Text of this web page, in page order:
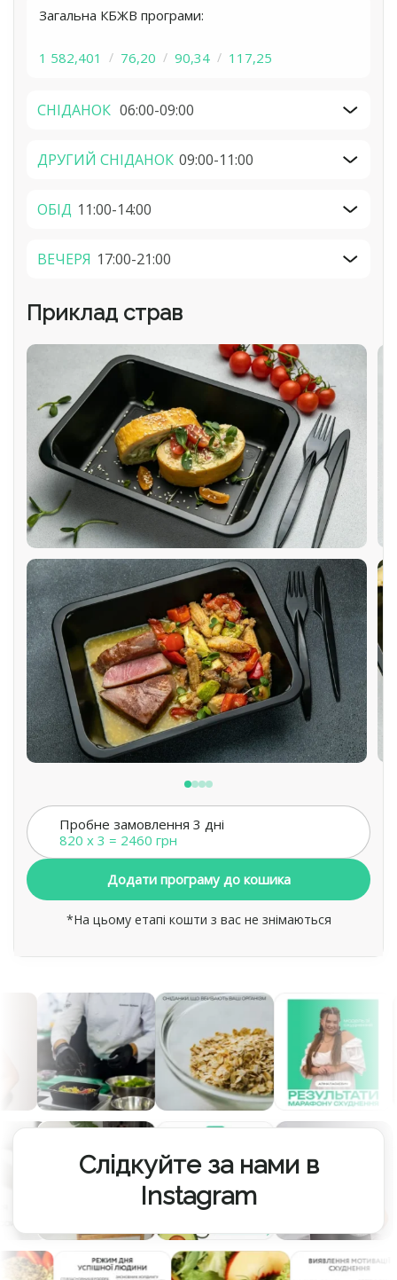
Загальна КБЖВ програми:
1 582,401 76,20 90,34 117,25
СНІДАНОК 06:00-09:00
ДРУГИЙ СНІДАНОК 09:00-11:00
ОБІД 11:00-14:00
ВЕЧЕРЯ 17:00-21:00
Приклад cтрав
Пробне замовлення 3 дні
820 x 3 = 2460 грн
Додати програму до кошика
*На цьому етапі кошти з вас не знімаються
Слідкуйте за нами в
Instagram